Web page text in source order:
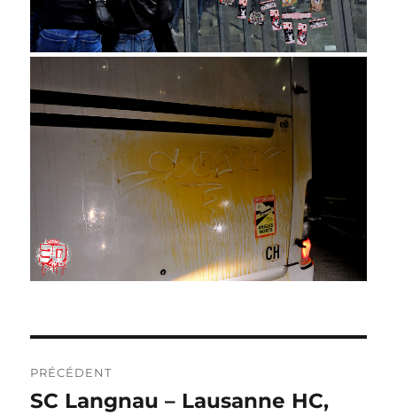
DE
PRÉCÉDENT
Publication
SC Langnau – Lausanne HC,